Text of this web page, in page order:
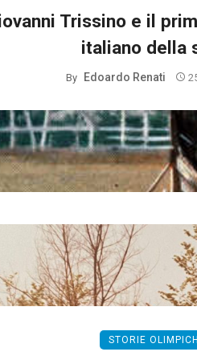
Trissino e il
italiano della
By Edoardo Renati
STORIE